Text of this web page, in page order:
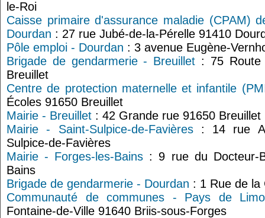
le-Roi
Caisse primaire d'assurance maladie (CPAM)
Dourdan : 27 rue Jubé-de-la-Pérelle 91410
Pôle emploi - Dourdan : 3 avenue Eugène-
Brigade de gendarmerie - Breuillet : 75 Route
Breuillet
Centre de protection maternelle et infantile
Écoles 91650 Breuillet
Mairie - Breuillet : 42 Grande rue 91650 Breuillet
Mairie - Saint-Sulpice-de-Favières: 14 rue
Sulpice-de-Favières
Mairie - Forges-les-Bains : 9 rue du Docteur-
Bains
Brigade de gendarmerie - Dourdan : 1 Rue de la
Communauté de communes - Pays de
Fontaine-de-Ville 91640 Briis-sous-Forges